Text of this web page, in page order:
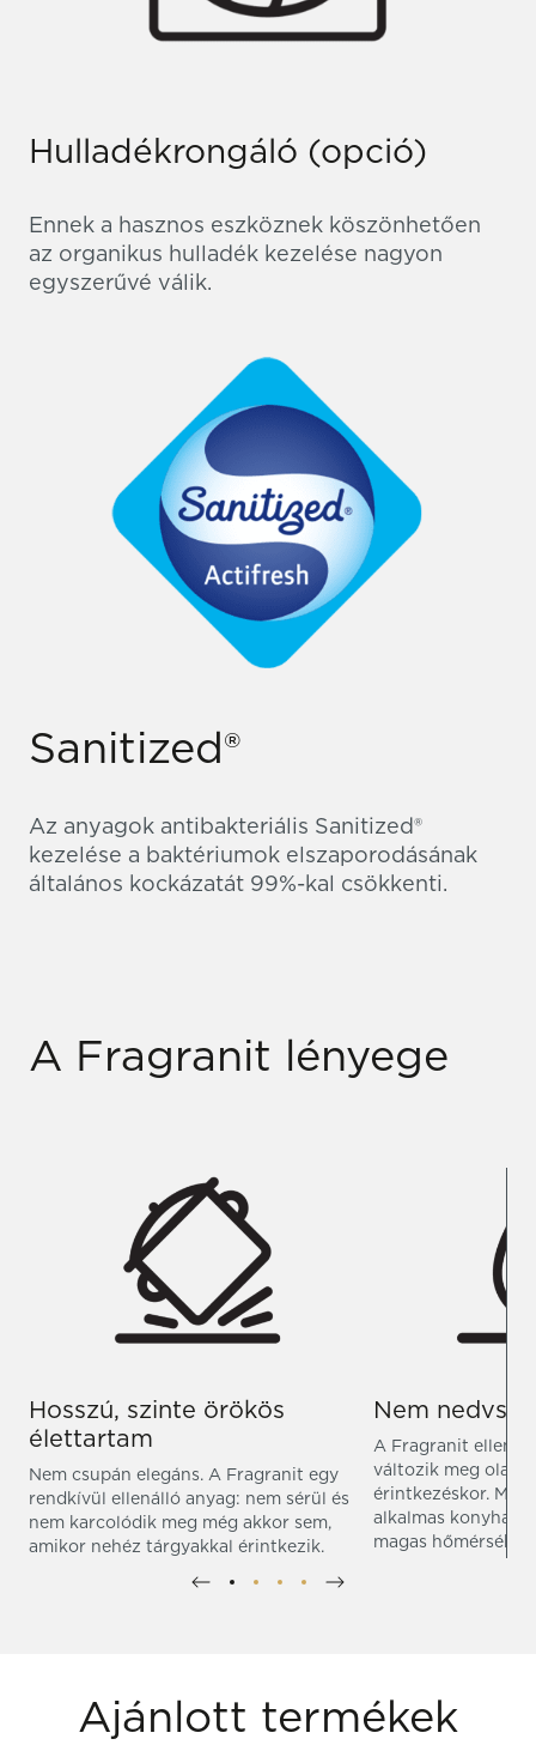
Hulladékrongáló (opció)
Ennek a hasznos eszköznek köszönhetően
az organikus hulladék kezelése nagyon
egyszerűvé válik.
Sanitized®
Az anyagok antibakteriális Sanitized®
kezelése a baktériumok elszaporodásának
általános kockázatát 99%-kal csökkenti.
A Fragranit lényege
Hosszú, szinte örökös
élettartam
Nem csupán elegáns. A Fragranit egy
rendkívül ellenálló anyag: nem sérül és
nem karcolódik meg még akkor sem,
amikor nehéz tárgyakkal érintkezik.
Nem
A Fragranit
változik meg
érintkezéskor.
alkalmas konyhai
magas
Ajánlott termékek